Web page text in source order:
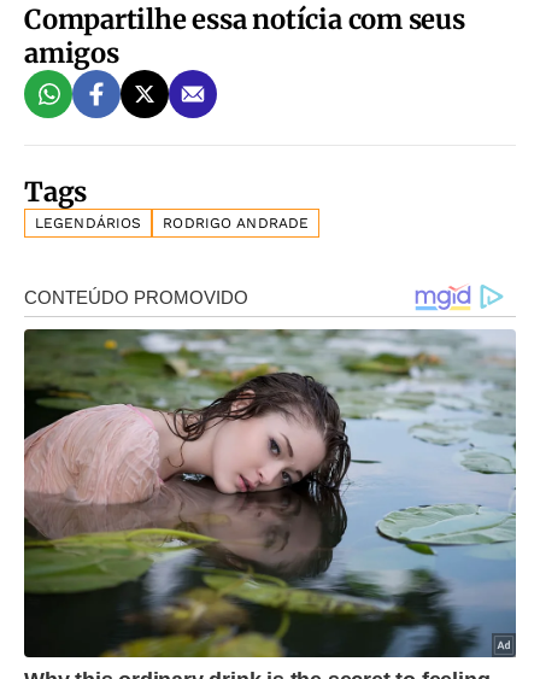
Compartilhe essa notícia com seus
amigos
Tags
LEGENDÁRIOS RODRIGO ANDRADE